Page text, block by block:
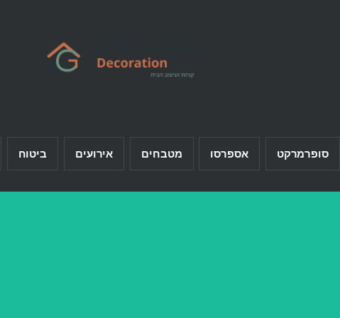
סופרמרקט אספרסו מטבחים אירועים ביטוח